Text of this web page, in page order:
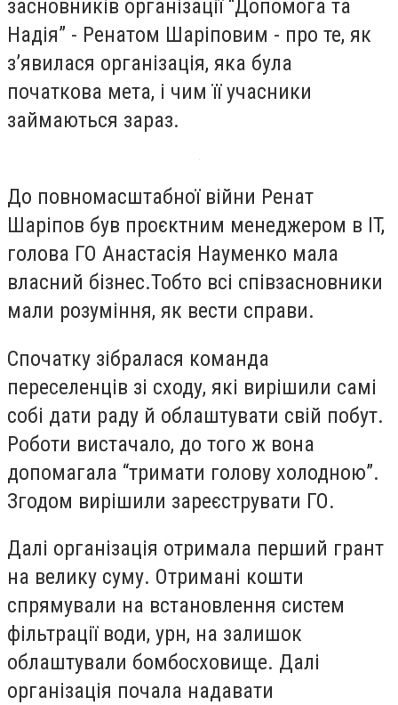
засновників організації “Допомога та
Надія” - Ренатом Шаріповим - про те, як
зʼявилася організація, яка була
початкова мета, і чим її учасники
займаються зараз.
До повномасштабної війни Ренат
Шаріпов був проєктним менеджером в IT,
голова ГО Анастасія Науменко мала
власний бізнес.Тобто всі співзасновники
мали розуміння, як вести справи.
Спочатку зібралася команда
переселенців зі сходу, які вирішили самі
собі дати раду й облаштувати свій побут.
Роботи вистачало, до того ж вона
допомагала “тримати голову холодною”.
Згодом вирішили зареєструвати ГО.
Далі організація отримала перший грант
на велику суму. Отримані кошти
спрямували на встановлення систем
фільтрації води, урн, на залишок
облаштували бомбосховище. Далі
організація почала надавати